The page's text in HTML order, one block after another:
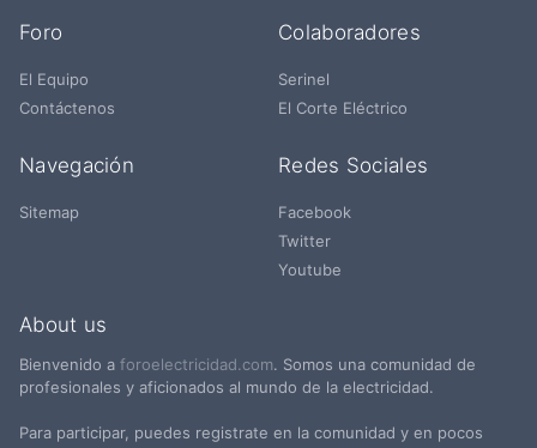
Foro
El Equipo
Contáctenos
Colaboradores
Serinel
El Corte Eléctrico
Navegación
Sitemap
Redes Sociales
Facebook
Twitter
Youtube
About us
Bienvenido a foroelectricidad.com. Somos una comunidad de
profesionales y aficionados al mundo de la electricidad.
Para participar, puedes registrate en la comunidad y en pocos